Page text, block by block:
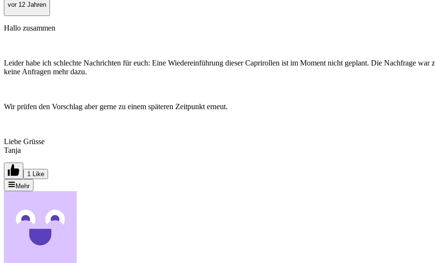
vor 12 Jahren
Hallo zusammen
Leider habe ich schlechte Nachrichten für euch: Eine Wiedereinführung dieser Caprirollen ist im Moment nicht geplant. Die Nachfrage war
keine Anfragen mehr dazu.
Wir prüfen den Vorschlag aber gerne zu einem späteren Zeitpunkt erneut.
Liebe Grüsse
Tanja
1 Like
Mehr